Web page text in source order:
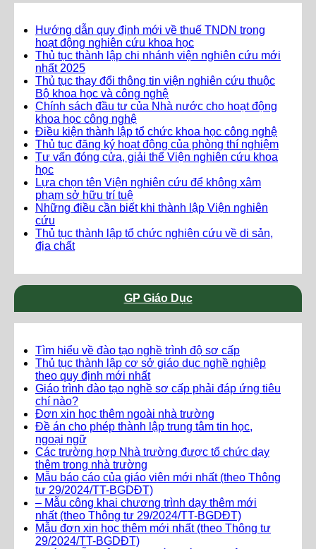
Hướng dẫn quy định mới về thuế TNDN trong
hoạt động nghiên cứu khoa học
Thủ tục thành lập chi nhánh viện nghiên cứu mới
nhất 2025
Thủ tục thay đổi thông tin viện nghiên cứu thuộc
Bộ khoa học và công nghệ
Chính sách đầu tư của Nhà nước cho hoạt động
khoa học công nghệ
Điều kiện thành lập tổ chức khoa học công nghệ
Thủ tục đăng ký hoạt động của phòng thí nghiệm
Tư vấn đóng cửa, giải thể Viện nghiên cứu khoa
học
Lựa chọn tên Viện nghiên cứu để không xâm
phạm sở hữu trí tuệ
Những điều cần biết khi thành lập Viện nghiên
cứu
Thủ tục thành lập tổ chức nghiên cứu về di sản,
địa chất
GP Giáo Dục
Tìm hiểu về đào tạo nghề trình độ sơ cấp
Thủ tục thành lập cơ sở giáo dục nghề nghiệp
theo quy định mới nhất
Giáo trình đào tạo nghề sơ cấp phải đáp ứng tiêu
chí nào?
Đơn xin học thêm ngoài nhà trường
Đề án cho phép thành lập trung tâm tin học,
ngoại ngữ
Các trường hợp Nhà trường được tổ chức dạy
thêm trong nhà trường
Mẫu báo cáo của giáo viên mới nhất (theo Thông
tư 29/2024/TT-BGDĐT)
– Mẫu công khai chương trình dạy thêm mới
nhất (theo Thông tư 29/2024/TT-BGDĐT)
Mẫu đơn xin học thêm mới nhất (theo Thông tư
29/2024/TT-BGDĐT)